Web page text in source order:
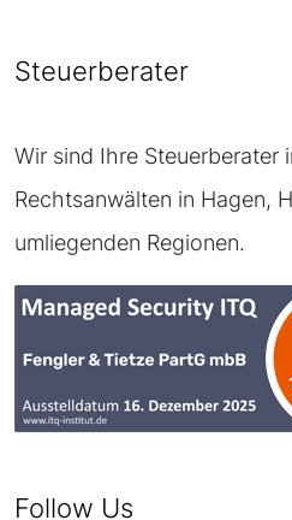
Steuerberater
Wir sind Ihre Steuerberater
Rechtsanwälten in Hagen,
umliegenden Regionen.
Follow Us